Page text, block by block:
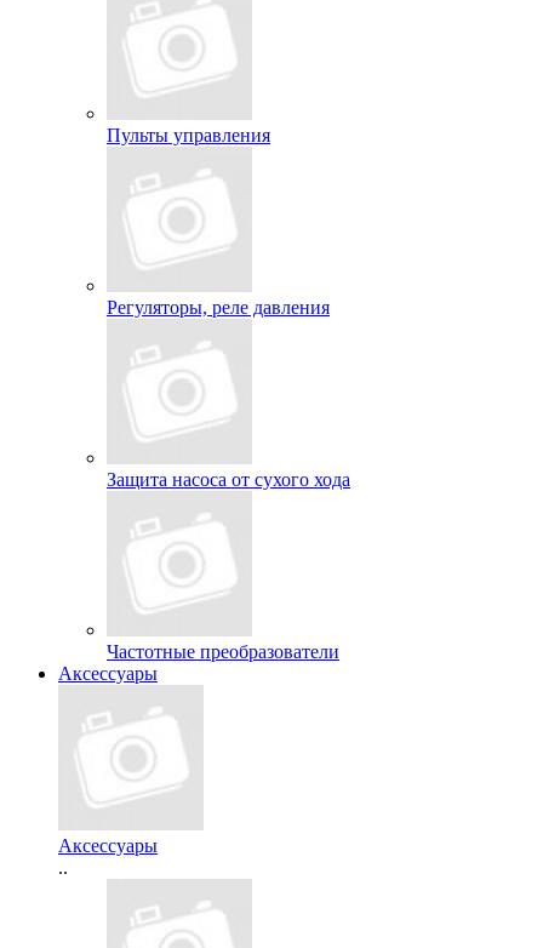
Пульты управления
Регуляторы, реле давления
Защита насоса от сухого хода
Частотные преобразователи
Аксессуары
Аксессуары
..